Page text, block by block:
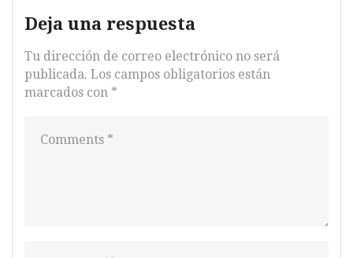
Deja una respuesta
Tu dirección de correo electrónico no será
publicada. Los campos obligatorios están
marcados con *